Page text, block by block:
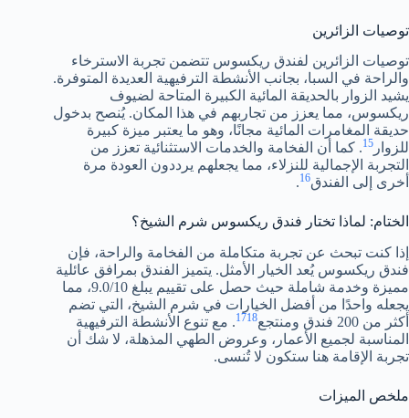
توصيات الزائرين
توصيات الزائرين لفندق ريكسوس تتضمن تجربة الاسترخاء
والراحة في السبا، بجانب الأنشطة الترفيهية العديدة المتوفرة.
يشيد الزوار بالحديقة المائية الكبيرة المتاحة لضيوف
ريكسوس، مما يعزز من تجاربهم في هذا المكان. يُنصح بدخول
حديقة المغامرات المائية مجانًا، وهو ما يعتبر ميزة كبيرة
للزوار 15. كما أن الفخامة والخدمات الاستثنائية تعزز من
التجربة الإجمالية للنزلاء، مما يجعلهم يرددون العودة مرة
أخرى إلى الفندق16
.
الختام: لماذا تختار فندق ريكسوس شرم الشيخ؟
إذا كنت تبحث عن تجربة متكاملة من الفخامة والراحة، فإن
فندق ريكسوس يُعد الخيار الأمثل. يتميز الفندق بمرافق عائلية
مميزة وخدمة شاملة حيث حصل على تقييم يبلغ 9.0/10، مما
يجعله واحدًا من أفضل الخيارات في شرم الشيخ، التي تضم
أكثر من 200 فندق ومنتجع
1718
. مع تنوع الأنشطة الترفيهية
المناسبة لجميع الأعمار، وعروض الطهي المذهلة، لا شك أن
تجربة الإقامة هنا ستكون لا تُنسى.
ملخص الميزات